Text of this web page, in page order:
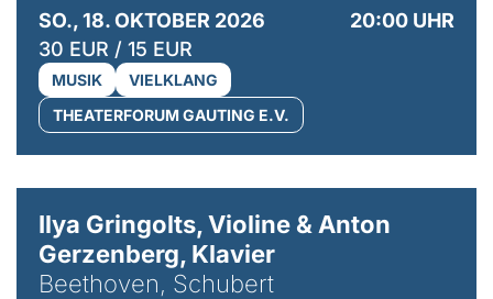
SO., 18. OKTOBER 2026
20:00 UHR
30 EUR / 15 EUR
MUSIK
VIELKLANG
THEATERFORUM GAUTING E.V.
Ilya Gringolts, Violine & Anton
Gerzenberg, Klavier
Beethoven, Schubert